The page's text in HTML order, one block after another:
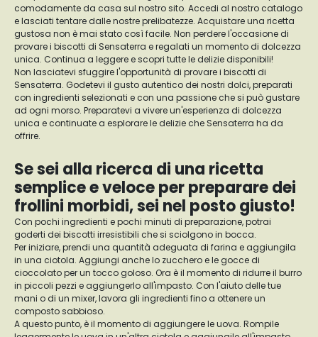
comodamente da casa sul nostro sito. Accedi al nostro catalogo
e lasciati tentare dalle nostre prelibatezze. Acquistare una ricetta
gustosa non è mai stato così facile. Non perdere l'occasione di
provare i biscotti di Sensaterra e regalati un momento di dolcezza
unica. Continua a leggere e scopri tutte le delizie disponibili!
Non lasciatevi sfuggire l'opportunità di provare i biscotti di
Sensaterra. Godetevi il gusto autentico dei nostri dolci, preparati
con ingredienti selezionati e con una passione che si può gustare
ad ogni morso. Preparatevi a vivere un'esperienza di dolcezza
unica e continuate a esplorare le delizie che Sensaterra ha da
offrire.
Se sei alla ricerca di una ricetta
semplice e veloce per preparare dei
frollini morbidi, sei nel posto giusto!
Con pochi ingredienti e pochi minuti di preparazione, potrai
goderti dei biscotti irresistibili che si sciolgono in bocca.
Per iniziare, prendi una quantità adeguata di farina e aggiungila
in una ciotola. Aggiungi anche lo zucchero e le gocce di
cioccolato per un tocco goloso. Ora è il momento di ridurre il burro
in piccoli pezzi e aggiungerlo all'impasto. Con l'aiuto delle tue
mani o di un mixer, lavora gli ingredienti fino a ottenere un
composto sabbioso.
A questo punto, è il momento di aggiungere le uova. Rompile